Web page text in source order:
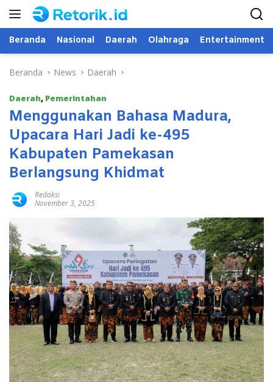
Langsung
Beranda Nasional Daerah Olahraga Entertainment
Beranda News Daerah
Daerah, Pemerintahan
Menggunakan Bahasa Madura,
Upacara Hari Jadi ke-495
Kabupaten Pamekasan
Berlangsung Khidmat
Redaksi
November 3, 2025